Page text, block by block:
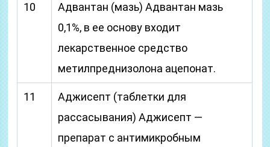
10
Адвантан (мазь) Адвантан мазь
0,1%, в ее основу входит
лекарственное средство
метилпреднизолона ацепонат.
11
Аджисепт (таблетки для
рассасывания) Аджисепт —
препарат с антимикробным